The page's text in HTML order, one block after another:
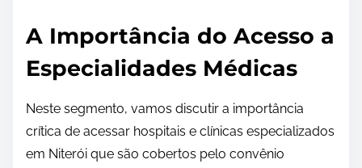
A Importância do Acesso a
Especialidades Médicas
Neste segmento, vamos discutir a importância
crítica de acessar hospitais e clínicas especializados
em Niterói que são cobertos pelo convênio